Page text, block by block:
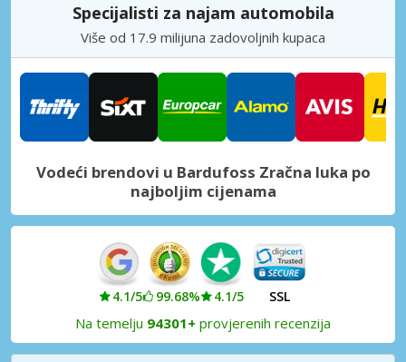
Specijalisti za najam automobila
Više od 17.9 milijuna zadovoljnih kupaca
Vodeći brendovi u Bardufoss Zračna luka po
najboljim cijenama
4.1/5 99.68% 4.1/5 SSL
Na temelju 94301+ provjerenih recenzija